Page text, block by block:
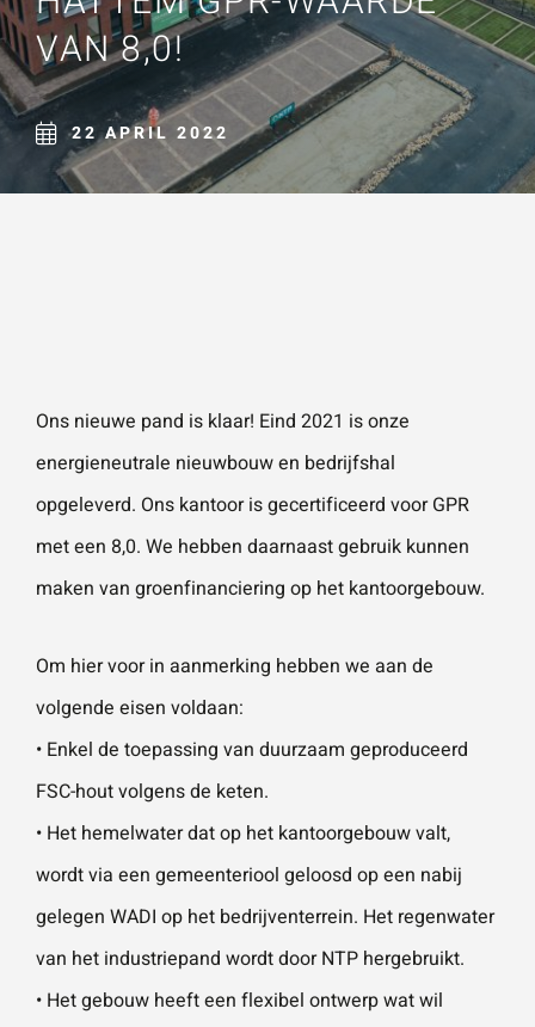
Naam *
E-mailadres*
Wat is 5 + 5?
VERSTUUR JE AANVRAAG
ZOEKEN
Gebruik het
contactform
ulier voor je
vragen en
opmerkingen
met één van
onze
vestigingen.
E-mailadres
Vraag of opmerking
VAN 8,0!
22 APRIL 2022
Ons nieuwe pand is klaar! Eind 2021 is onze
energieneutrale nieuwbouw en bedrijfshal
opgeleverd. Ons kantoor is gecertificeerd voor GPR
met een 8,0. We hebben daarnaast gebruik kunnen
maken van groenfinanciering op het kantoorgebouw.
Om hier voor in aanmerking hebben we aan de
volgende eisen voldaan:
• Enkel de toepassing van duurzaam geproduceerd
FSC-hout volgens de keten.
• Het hemelwater dat op het kantoorgebouw valt,
wordt via een gemeenteriool geloosd op een nabij
gelegen WADI op het bedrijventerrein. Het regenwater
van het industriepand wordt door NTP hergebruikt.
• Het gebouw heeft een flexibel ontwerp wat wil